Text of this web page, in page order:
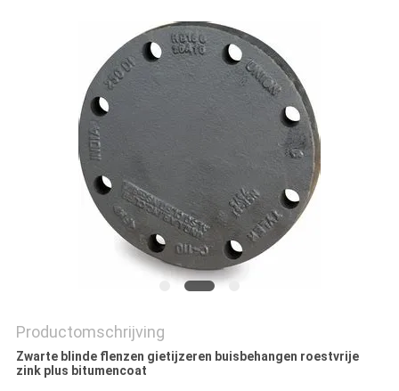
OFFERTE
SITEMAP
PRIVACYBELEID
Productomschrijving
Zwarte blinde flenzen gietijzeren buisbehangen roestvrije
zink plus bitumencoat